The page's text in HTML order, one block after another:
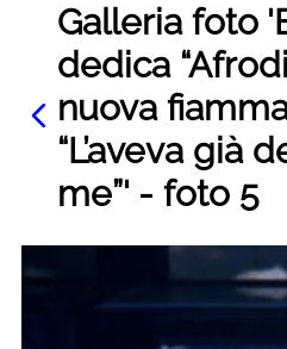
Galleria foto
dedica
nuova
“L’aveva già
me”' - foto 5